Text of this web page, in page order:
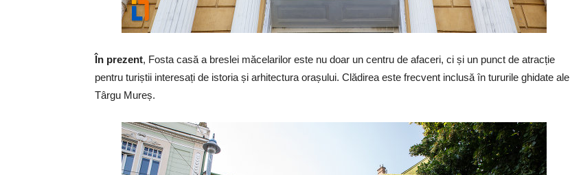
În prezent, Fosta casă a breslei măcelarilor este nu doar un centru de afaceri, ci și un punct de atracție
pentru turiștii interesați de istoria și arhitectura orașului. Clădirea este frecvent inclusă în tururile ghidate ale
Târgu Mureș.